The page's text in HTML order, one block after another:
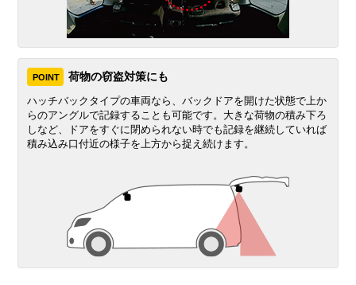
POINT 荷物の窃盗対策にも
ハッチバックタイプの車両なら、バックドアを開けた状態で上か
らのアングルで記録することも可能です。大きな荷物の積み下ろ
しなど、ドアをすぐに閉められない時でも記録を継続していれば
積み込み口付近の様子を上方から捉え続けます。